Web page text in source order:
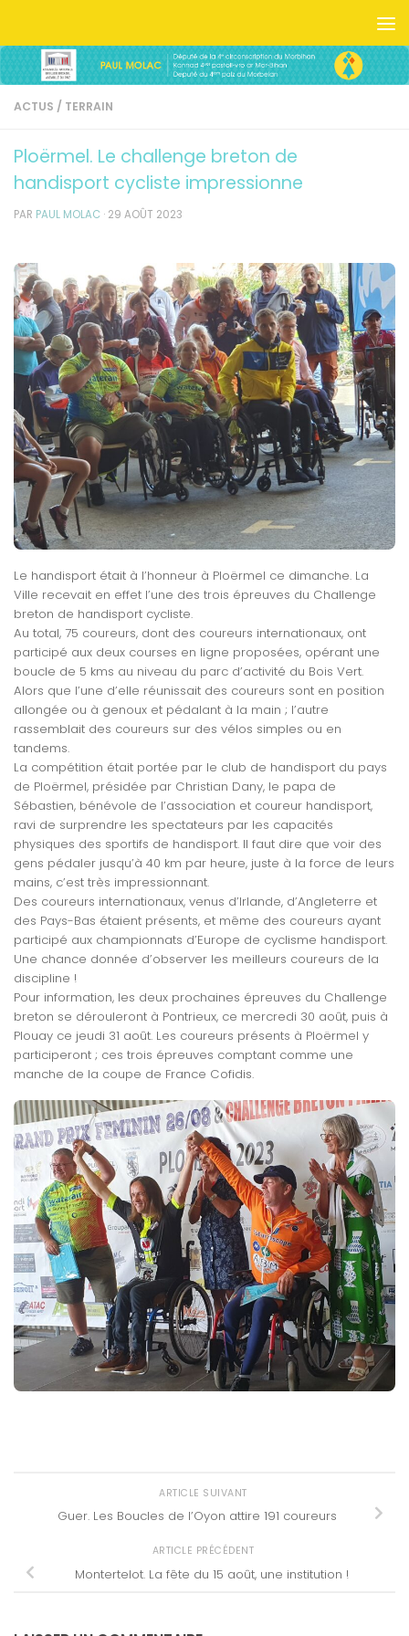
ACTUS / TERRAIN
Ploërmel. Le challenge breton de
handisport cycliste impressionne
PAR PAUL MOLAC · 29 AOÛT 2023
Le handisport était à l’honneur à Ploërmel ce dimanche. La
Ville recevait en effet l’une des trois épreuves du Challenge
breton de handisport cycliste.
Au total, 75 coureurs, dont des coureurs internationaux, ont
participé aux deux courses en ligne proposées, opérant une
boucle de 5 kms au niveau du parc d’activité du Bois Vert.
Alors que l’une d’elle réunissait des coureurs sont en position
allongée ou à genoux et pédalant à la main ; l’autre
rassemblait des coureurs sur des vélos simples ou en
tandems.
La compétition était portée par le club de handisport du pays
de Ploërmel, présidée par Christian Dany, le papa de
Sébastien, bénévole de l’association et coureur handisport,
ravi de surprendre les spectateurs par les capacités
physiques des sportifs de handisport. Il faut dire que voir des
gens pédaler jusqu’à 40 km par heure, juste à la force de leurs
mains, c’est très impressionnant.
Des coureurs internationaux, venus d’Irlande, d’Angleterre et
des Pays-Bas étaient présents, et même des coureurs ayant
participé aux championnats d’Europe de cyclisme handisport.
Une chance donnée d’observer les meilleurs coureurs de la
discipline !
Pour information, les deux prochaines épreuves du Challenge
breton se dérouleront à Pontrieux, ce mercredi 30 août, puis à
Plouay ce jeudi 31 août. Les coureurs présents à Ploërmel y
participeront ; ces trois épreuves comptant comme une
manche de la coupe de France Cofidis.
ARTICLE SUIVANT
Guer. Les Boucles de l’Oyon attire 191 coureurs
ARTICLE PRÉCÉDENT
Montertelot. La fête du 15 août, une institution !